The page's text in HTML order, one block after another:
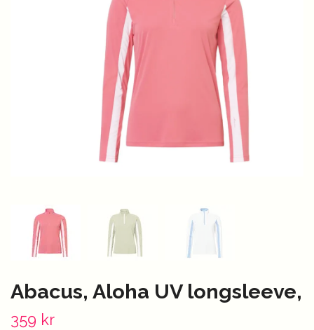
Abacus, Aloha UV longsleeve,
359 kr